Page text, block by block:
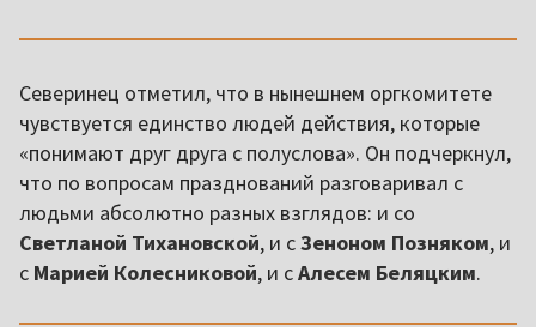
Северинец отметил, что в нынешнем оргкомитете
чувствуется единство людей действия, которые
«понимают друг друга с полуслова». Он подчеркнул,
что по вопросам празднований разговаривал с
людьми абсолютно разных взглядов: и со
Светланой Тихановской, и сЗеноном Позняком, и
с Марией Колесниковой, и сАлесем Беляцким.